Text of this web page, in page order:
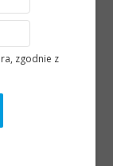
(w mojej
sąd raczej nie
obcego
pada w
zgodnie z